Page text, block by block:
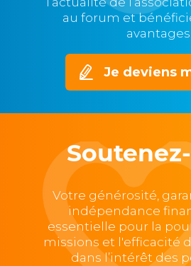
au forum et
avantages.
Je deviens
Votre générosité,
indépendance
essentielle pour la
missions et l'efficacité
dans l’intérêt des